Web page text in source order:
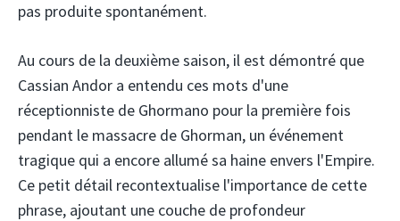
pas produite spontanément.
Au cours de la deuxième saison, il est démontré que
Cassian Andor a entendu ces mots d'une
réceptionniste de Ghormano pour la première fois
pendant le massacre de Ghorman, un événement
tragique qui a encore allumé sa haine envers l'Empire.
Ce petit détail recontextualise l'importance de cette
phrase, ajoutant une couche de profondeur